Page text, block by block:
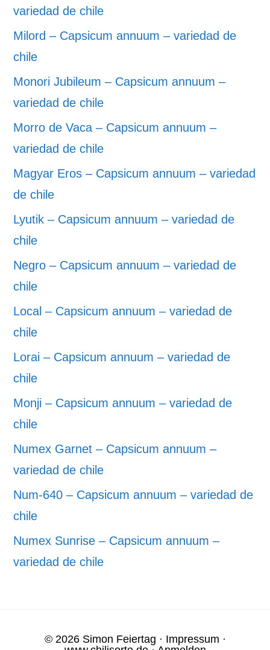
variedad de chile
Milord – Capsicum annuum – variedad de
chile
Monori Jubileum – Capsicum annuum –
variedad de chile
Morro de Vaca – Capsicum annuum –
variedad de chile
Magyar Eros – Capsicum annuum – variedad
de chile
Lyutik – Capsicum annuum – variedad de
chile
Negro – Capsicum annuum – variedad de
chile
Local – Capsicum annuum – variedad de
chile
Lorai – Capsicum annuum – variedad de
chile
Monji – Capsicum annuum – variedad de
chile
Numex Garnet – Capsicum annuum –
variedad de chile
Num-640 – Capsicum annuum – variedad de
chile
Numex Sunrise – Capsicum annuum –
variedad de chile
© 2026 Simon Feiertag · Impressum ·